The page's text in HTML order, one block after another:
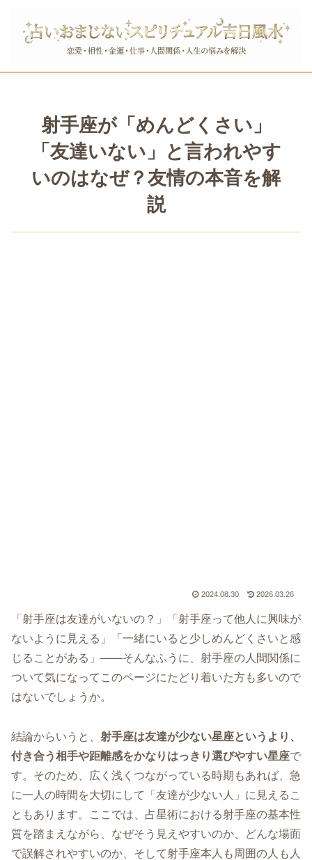
射手座が「めんどくさい」
「友達いない」と言われやす
いのはなぜ？友情の本音を解
説
2024.08.30 2026.03.26
「射手座は友達がいないの？」「射手座って他人に興味が
ないように見える」「一緒にいると少しめんどくさいと感
じることがある」――そんなふうに、射手座の人間関係に
ついて気になってこのページにたどり着いた方も多いので
はないでしょうか。
結論からいうと、 射手座は友達が少ない星座というより、
付き合う相手や距離感をかなりはっきり選びやすい星座で
す。そのため、広く浅くつながっている時期もあれば、急
に一人の時間を大切にして「友達が少ない人」に見えるこ
ともあります。ここでは、占星術における射手座の基本性
質を踏まえながら、なぜそう見えやすいのか、どんな場面
で誤解されやすいのか、そして射手座本人も周囲の人も人